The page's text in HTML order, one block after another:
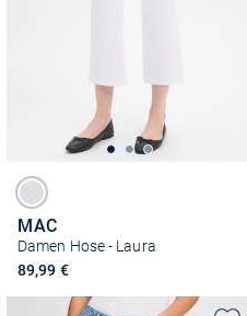
MAC
Damen Hose - Laura
89,99 €